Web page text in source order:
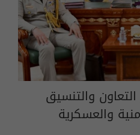
والتنسيق
والعسكرية